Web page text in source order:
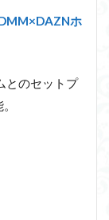
ホ
とのセットプ